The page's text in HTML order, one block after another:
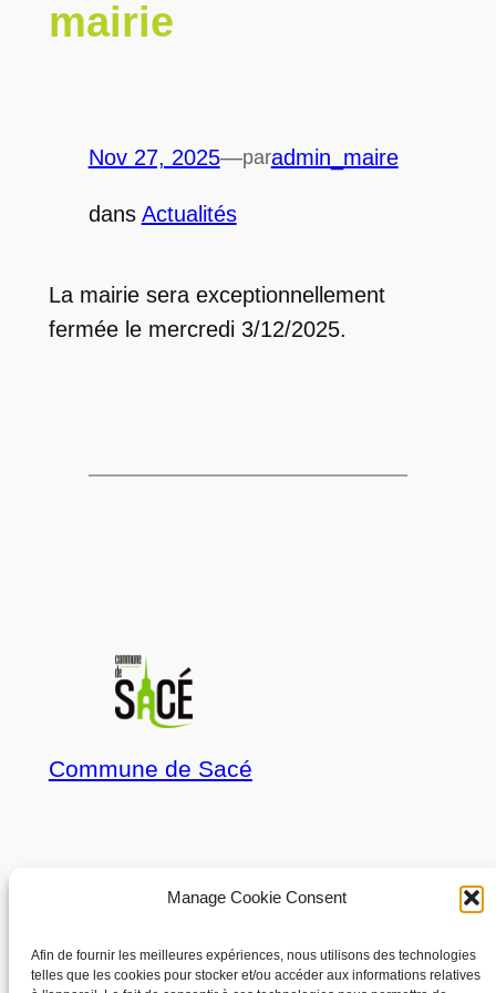
Manage Cookie Consent
Afin de fournir les meilleures expériences, nous utilisons des technologies
telles que les cookies pour stocker et/ou accéder aux informations relatives
mairie
Nov 27, 2025—paradmin_maire
dans Actualités
La mairie sera exceptionnellement
fermée le mercredi 3/12/2025.
Commune de Sacé
Les élus
Confidentialité
Politique de confidentialité
Conditions générales